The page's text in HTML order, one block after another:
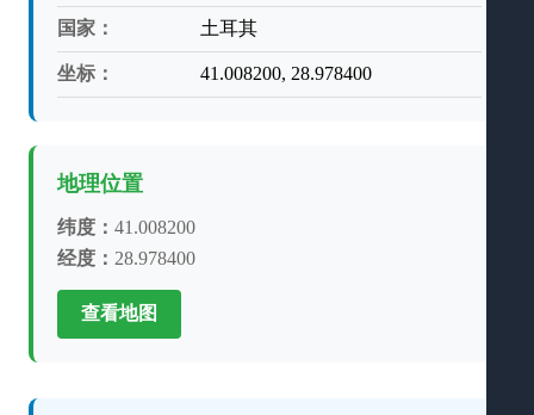
国家： 土耳其
坐标： 41.008200, 28.978400
地理位置
纬度： 41.008200
经度： 28.978400
查看地图